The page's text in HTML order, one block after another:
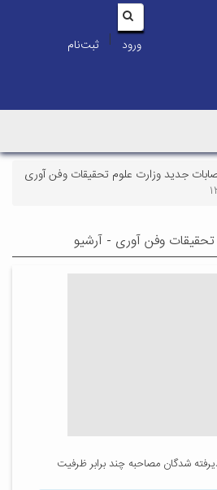
ورود | ثبت‌نام
جدید وزارت علوم تحقیقات وفن آوری
تحقیقات وفن آوری - آرشیو
پذیرفته شدگان مصاحبه چند برابر ظرفیت